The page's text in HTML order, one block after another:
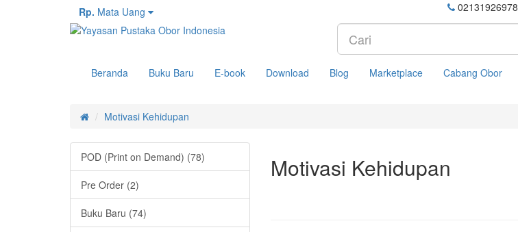
Rp. Mata Uang 02131926978
Beranda Buku Baru E-book Download Blog Marketplace Cabang Obor
Motivasi Kehidupan
POD (Print on Demand) (78)
Pre Order (2)
Buku Baru (74)
Motivasi Kehidupan